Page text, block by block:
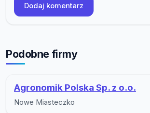
Dodaj komentarz
Podobne firmy
Agronomik Polska Sp. z o.o.
Nowe Miasteczko